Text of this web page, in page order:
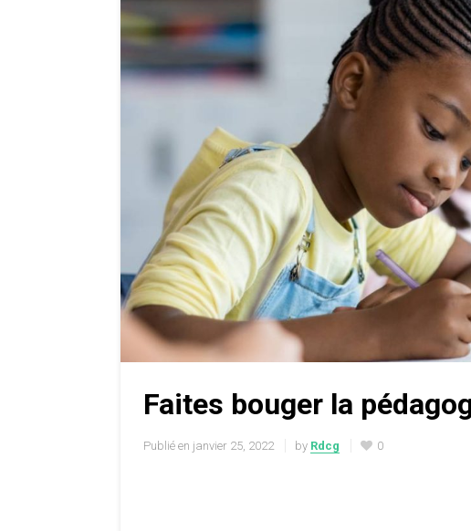
Faites bouger la
Publié en janvier 25, 2022 by Rdcg 0